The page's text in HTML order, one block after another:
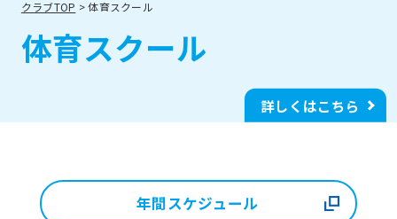
クラブTOP 体育スクール
体育スクール
詳しくはこちら
年間スケジュール